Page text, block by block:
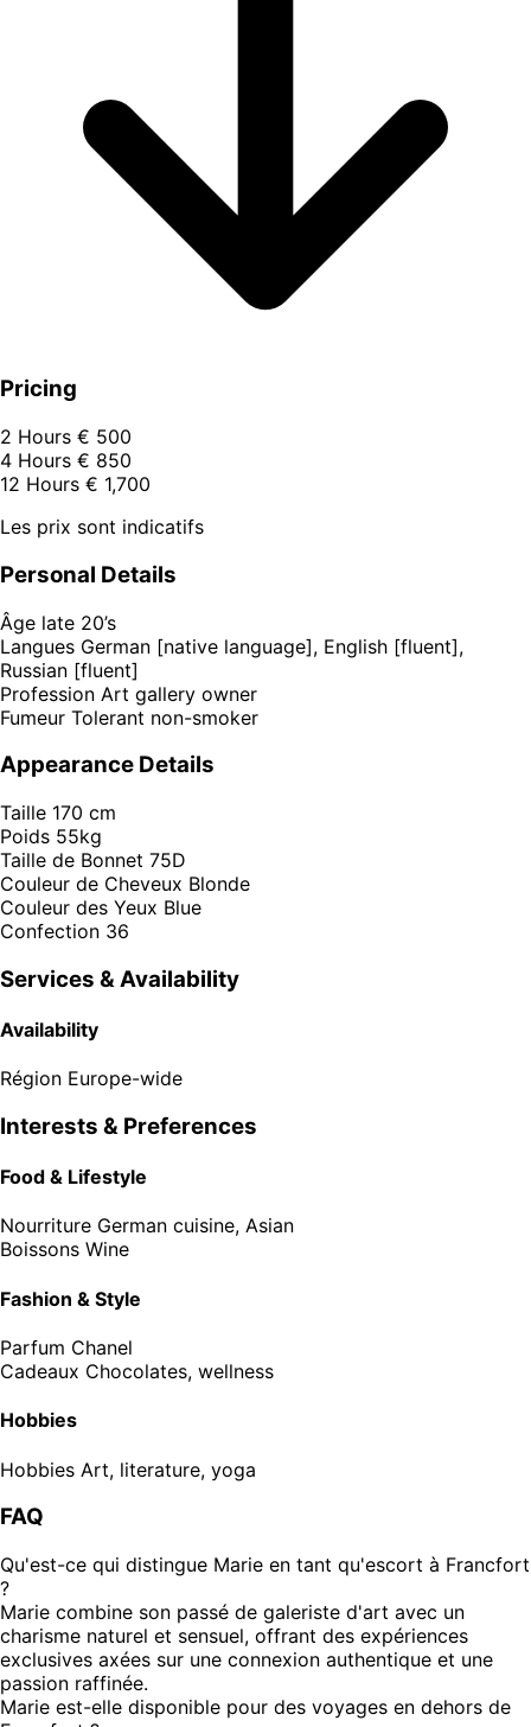
Pricing
2 Hours € 500
4 Hours € 850
12 Hours € 1,700
Les prix sont indicatifs
Personal Details
Âge late 20’s
Langues German [native language], English [fluent],
Russian [fluent]
Profession Art gallery owner
Fumeur Tolerant non-smoker
Appearance Details
Taille 170 cm
Poids 55kg
Taille de Bonnet 75D
Couleur de Cheveux Blonde
Couleur des Yeux Blue
Confection 36
Services & Availability
Availability
Région Europe-wide
Interests & Preferences
Food & Lifestyle
Nourriture German cuisine, Asian
Boissons Wine
Fashion & Style
Parfum Chanel
Cadeaux Chocolates, wellness
Hobbies
Hobbies Art, literature, yoga
FAQ
Qu'est-ce qui distingue Marie en tant qu'escort à Francfort
?
Marie combine son passé de galeriste d'art avec un
charisme naturel et sensuel, offrant des expériences
exclusives axées sur une connexion authentique et une
passion raffinée.
Marie est-elle disponible pour des voyages en dehors de